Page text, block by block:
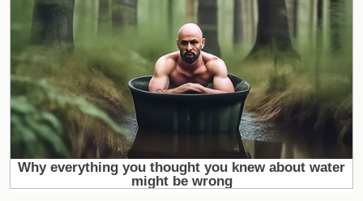
en el rendimiento del equipo. La posibilidad de que
jugadores destacados cambien de camiseta añade
un nivel de emoción y especulación entre los
seguidores.
Impacto en la Temporada
Un intercambio de esta magnitud podría tener un
impacto significativo en latemporadaactual. La